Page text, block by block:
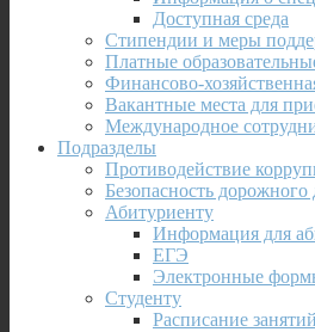
Доступная среда
Стипендии и меры
Платные
Финансово-
Вакантные места для
Международное
Подразделы
Противодействие
Безопасность
Абитуриенту
Информация для
ЕГЭ
Электронные
Студенту
Расписание занятий